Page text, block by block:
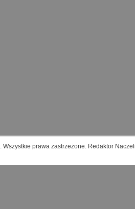
. Wszystkie prawa zastrzeżone. Redaktor